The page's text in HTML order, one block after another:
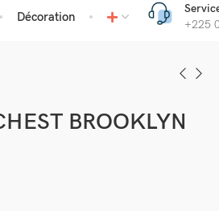
Décoration
+225
BROOKLYN